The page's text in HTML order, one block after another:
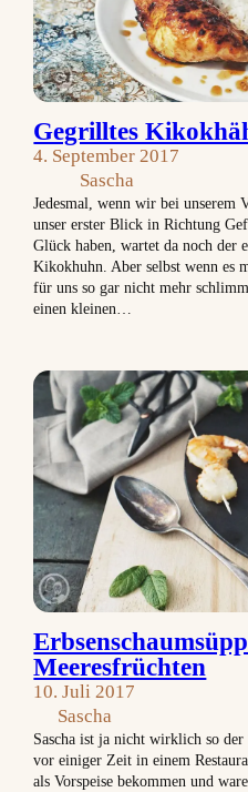
Gegrilltes
4. September 2017
Sascha
Jedesmal, wenn wir bei unserem
unser erster Blick in Richtung
Glück haben, wartet da noch der
Kikokhuhn. Aber selbst wenn es
für uns so gar nicht mehr
einen kleinen…
Meeresfrüchten
10. Juli 2017
Sascha
Sascha ist ja nicht wirklich so der
vor einiger Zeit in einem
als Vorspeise bekommen und